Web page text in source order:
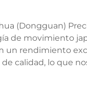
(Dongguan)
de movimiento
un rendimiento
calidad, lo que